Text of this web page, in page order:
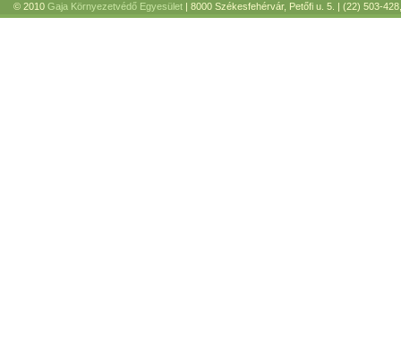
© 2010 Gaja Környezetvédő Egyesület | 8000 Székesfehérvár, Petőfi u. 5. | (22) 503-